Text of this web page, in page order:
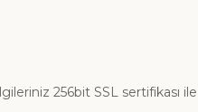
256bit SSL sertifikası